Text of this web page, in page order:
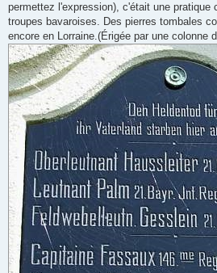
permettez l'expression), c'était une pratique
troupes bavaroises. Des pierres tombales
encore en Lorraine.(Érigée par une colonne